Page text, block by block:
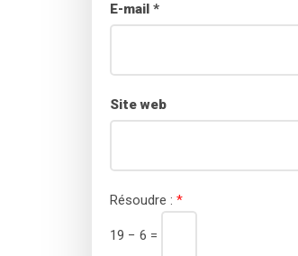
E-mail *
Site web
Résoudre : *
19 − 6 =